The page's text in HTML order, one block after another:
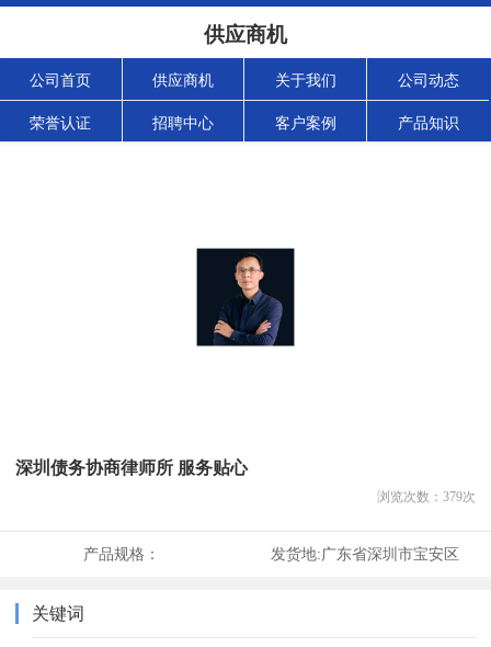
供应商机
公司首页 供应商机 关于我们 公司动态
荣誉认证 招聘中心 客户案例 产品知识
深圳债务协商律师所 服务贴心
浏览次数： 379次
产品规格： 发货地:广东省深圳市宝安区
关键词